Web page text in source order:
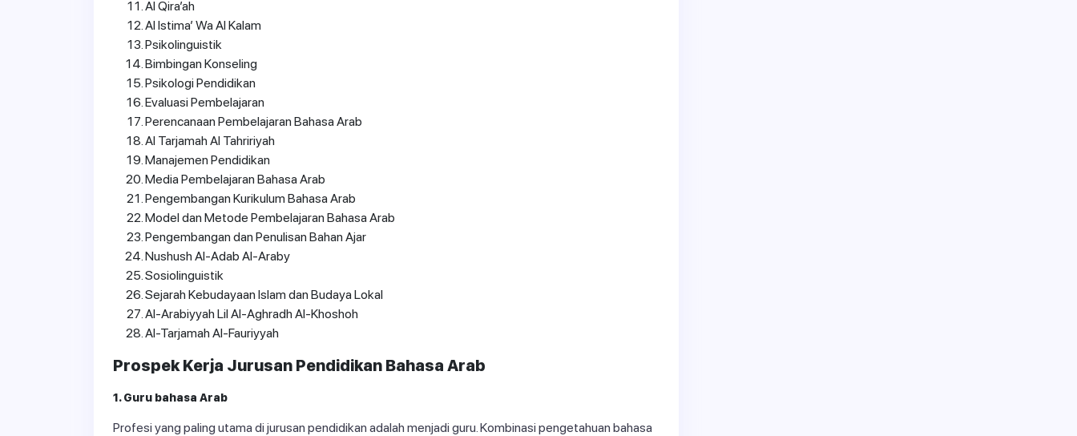
Al Qira’ah
Al Istima’ Wa Al Kalam
Psikolinguistik
Bimbingan Konseling
Psikologi Pendidikan
Evaluasi Pembelajaran
Perencanaan Pembelajaran Bahasa Arab
Al Tarjamah Al Tahririyah
Manajemen Pendidikan
Media Pembelajaran Bahasa Arab
Pengembangan Kurikulum Bahasa Arab
Model dan Metode Pembelajaran Bahasa Arab
Pengembangan dan Penulisan Bahan Ajar
Nushush Al-Adab Al-Araby
Sosiolinguistik
Sejarah Kebudayaan Islam dan Budaya Lokal
Al-Arabiyyah Lil Al-Aghradh Al-Khoshoh
Al-Tarjamah Al-Fauriyyah
Prospek Kerja Jurusan Pendidikan Bahasa Arab
1. Guru bahasa Arab
Profesi yang paling utama di jurusan pendidikan adalah menjadi guru. Kombinasi pengetahuan bahasa